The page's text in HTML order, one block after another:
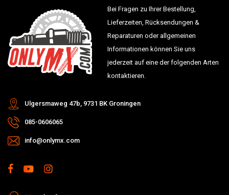
Bei Fragen zu Ihrer Bestellung,
Lieferzeiten, Rücksendungen &
Reparaturen oder allgemeinen
Informationen können Sie uns
jederzeit auf eine der folgenden Arten
kontaktieren.
Ulgersmaweg 47b, 9731 BK Groningen
085-0606065
info@onlymx.com